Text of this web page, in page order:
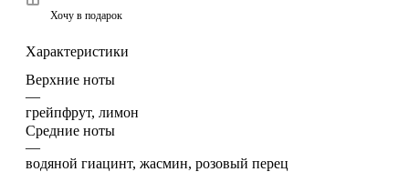
Хочу в подарок
Характеристики
Верхние ноты
—
грейпфрут, лимон
Средние ноты
—
водяной гиацинт, жасмин, розовый перец